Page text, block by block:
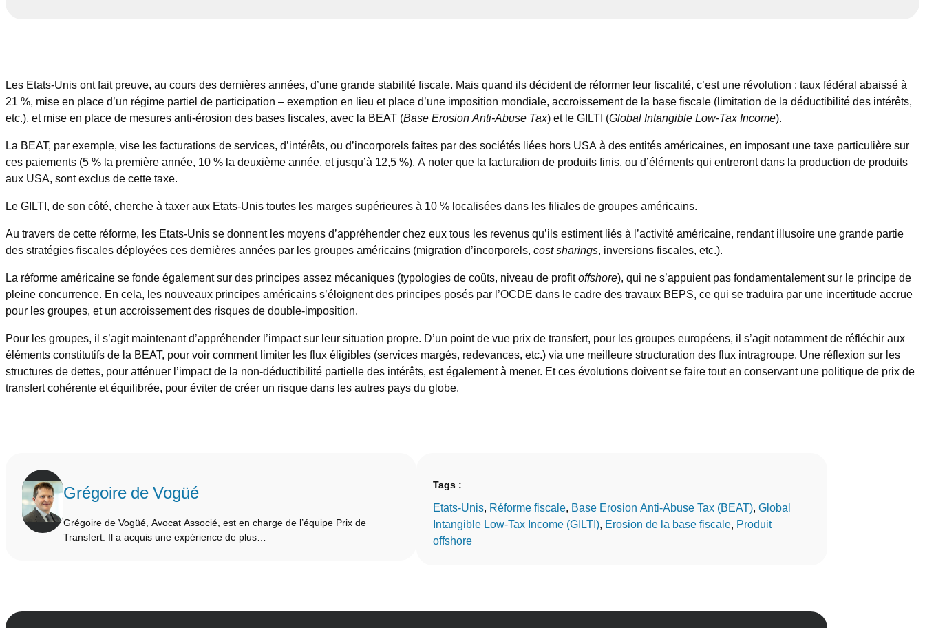
Les Etats-Unis ont fait preuve, au cours des dernières années, d’une grande stabilité fiscale. Mais quand ils décident de réformer leur fiscalité, c’est une révolution : taux fédéral abaissé à
21 %, mise en place d’un régime partiel de participation – exemption en lieu et place d’une imposition mondiale, accroissement de la base fiscale (limitation de la déductibilité des intérêts,
etc.), et mise en place de mesures anti-érosion des bases fiscales, avec la BEAT (Base Erosion Anti-Abuse Tax) et le GILTI (Global Intangible Low-Tax Income).
La BEAT, par exemple, vise les facturations de services, d’intérêts, ou d’incorporels faites par des sociétés liées hors USA à des entités américaines, en imposant une taxe particulière sur
ces paiements (5 % la première année, 10 % la deuxième année, et jusqu’à 12,5 %). A noter que la facturation de produits finis, ou d’éléments qui entreront dans la production de produits
aux USA, sont exclus de cette taxe.
Le GILTI, de son côté, cherche à taxer aux Etats-Unis toutes les marges supérieures à 10 % localisées dans les filiales de groupes américains.
Au travers de cette réforme, les Etats-Unis se donnent les moyens d’appréhender chez eux tous les revenus qu’ils estiment liés à l’activité américaine, rendant illusoire une grande partie
des stratégies fiscales déployées ces dernières années par les groupes américains (migration d’incorporels, cost sharings, inversions fiscales, etc.).
La réforme américaine se fonde également sur des principes assez mécaniques (typologies de coûts, niveau de profitoffshore), qui ne s’appuient pas fondamentalement sur le principe de
pleine concurrence. En cela, les nouveaux principes américains s’éloignent des principes posés par l’OCDE dans le cadre des travaux BEPS, ce qui se traduira par une incertitude accrue
pour les groupes, et un accroissement des risques de double-imposition.
Pour les groupes, il s’agit maintenant d’appréhender l’impact sur leur situation propre. D’un point de vue prix de transfert, pour les groupes européens, il s’agit notamment de réfléchir aux
éléments constitutifs de la BEAT, pour voir comment limiter les flux éligibles (services margés, redevances, etc.) via une meilleure structuration des flux intragroupe. Une réflexion sur les
structures de dettes, pour atténuer l’impact de la non-déductibilité partielle des intérêts, est également à mener. Et ces évolutions doivent se faire tout en conservant une politique de prix de
transfert cohérente et équilibrée, pour éviter de créer un risque dans les autres pays du globe.
Grégoire de Vogüé
Grégoire de Vogüé, Avocat Associé, est en charge de l’équipe Prix de
Transfert. Il a acquis une expérience de plus…
Tags :
Etats-Unis, Réforme fiscale, Base Erosion Anti-Abuse Tax (BEAT), Global
Intangible Low-Tax Income (GILTI), Erosion de la base fiscale, Produit
offshore